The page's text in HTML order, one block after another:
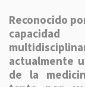
Reconocido
actualmente
de la